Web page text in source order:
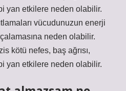
yan etkilere neden olabilir.
vücudunuzun enerji
neden olabilir.
kötü nefes, baş ağrısı,
yan etkilere neden olabilir.